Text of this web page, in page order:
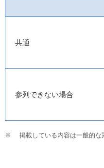
共通
参列できない場合
※ 掲載している内容は一般的